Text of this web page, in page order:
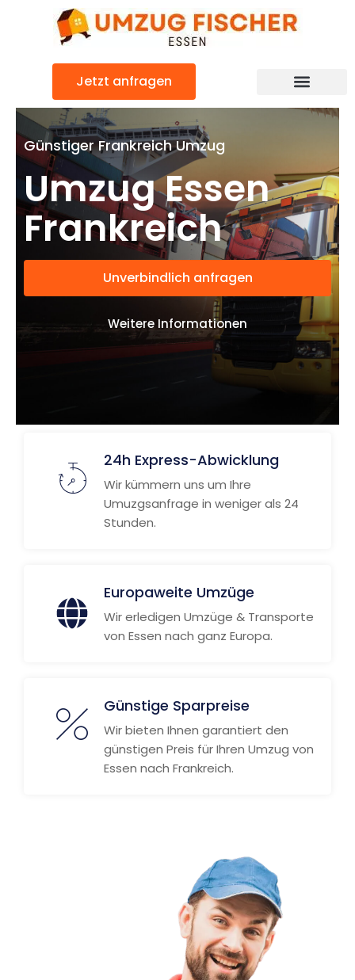
Jetzt anfragen
Günstiger Frankreich Umzug
Umzug Essen
Frankreich
Unverbindlich anfragen
Weitere Informationen
24h Express-Abwicklung
Wir kümmern uns um Ihre
Umuzgsanfrage in weniger als 24
Stunden.
Europaweite Umzüge
Wir erledigen Umzüge & Transporte
von Essen nach ganz Europa.
Günstige Sparpreise
Wir bieten Ihnen garantiert den
günstigen Preis für Ihren Umzug von
Essen nach Frankreich.